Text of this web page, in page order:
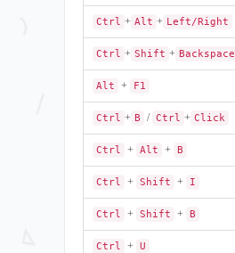
Ctrl + Alt + Left/Right
Ctrl + Shift + Backspace
Alt + F1
Ctrl + B / Ctrl + Click
Ctrl + Alt + B
Ctrl + Shift + I
Ctrl + Shift + B
Ctrl + U